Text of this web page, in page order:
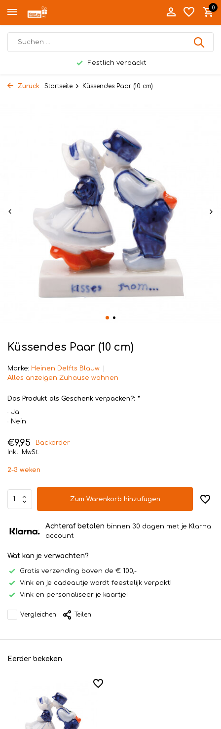
0
Festlich verpackt
Zurück Startseite Küssendes Paar (10 cm)
Küssendes Paar (10 cm)
Marke: Heinen Delfts Blauw
Alles anzeigen Zuhause wohnen
Das Produkt als Geschenk verpacken?: *
Ja
Nein
€9,95
Backorder
Inkl. MwSt.
2-3 weken
Zum Warenkorb hinzufügen
Achteraf betalen binnen 30 dagen met je Klarna
account
Wat kan je verwachten?
Gratis verzending boven de € 100,-
Vink en je cadeautje wordt feestelijk verpakt!
Vink en personaliseer je kaartje!
Vergleichen Teilen
Eerder bekeken